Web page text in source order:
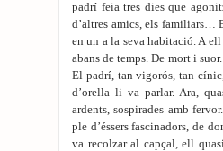
padrí feia tres dies que
d’altres amics, els familiars…
en un a la seva habitació. A
abans de temps. De mort i
El padrí, tan vigorós, tan
d’orella li va parlar. Ara,
ardents, sospirades amb
ple d’éssers fascinadors, de
va recolzar al capçal, ell